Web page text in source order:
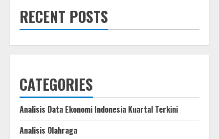
Bali
United,
Polres
RECENT POSTS
CATEGORIES
Analisis Data Ekonomi Indonesia Kuartal Terkini
Analisis Olahraga